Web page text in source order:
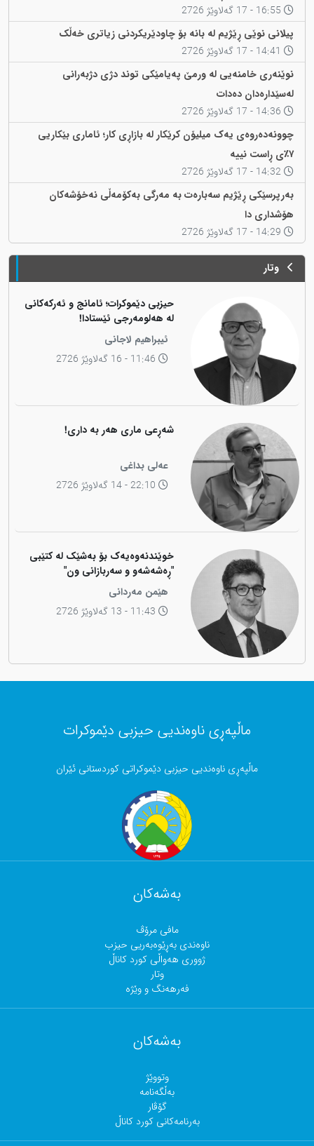
پیلانی نوێی ڕێژیم لە بانە بۆ چاودێریکردنی زیاتری خەڵک
نوێنەری خامنەیی لە ورمێ پەیامێکی توند دژی دژبەرانی
لەسێدارەدان دەدات
چوونەدەروەی یەک میلیۆن کرێکار لە بازاڕی کار؛ ئاماری بێکاریی
٧٪ی ڕاست نییە
بەرپرسێکی ڕێژیم سەبارەت بە مەرگی بەکۆمەڵی نەخۆشەکان
هۆشداری دا
وتار
حیزبی دێموکرات؛ ئامانج و ئەرکەکانی
لە هەلومەرجی ئێستادا!
ئیبراهیم لاجانی
شەڕعی ماری هەر بە داری!
عەلی بداغی
خوێندنەوەیەک بۆ بەشێک لە کتێبی
"ڕەشەشەو و سەربازانی ون"
هێمن مەردانی
ماڵپەڕی ناوەندیی حیزبی دێموکرات
ماڵپەڕی ناوەندیی حیزبی دێموکراتی کوردستانی ئێران
بەشەکان
مافی مرۆڤ
ناوەندی بەڕێوەبەریی حیزب
ژووری هەواڵی کورد کاناڵ
وتار
فەرهەنگ و وێژە
بەشەکان
وتووێژ
بەڵگەنامە
گۆڤار
بەرنامەکانی کورد کاناڵ